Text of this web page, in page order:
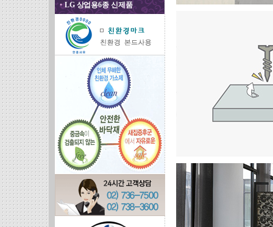
• LG 상업용6종 신제품